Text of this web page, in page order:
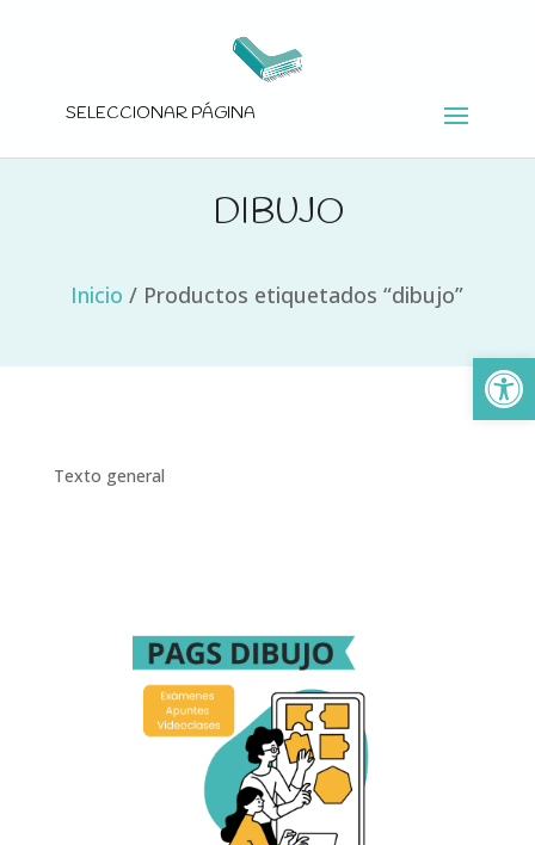
SELECCIONAR PÁGINA
DIBUJO
Inicio / Productos etiquetados “dibujo”
Texto general